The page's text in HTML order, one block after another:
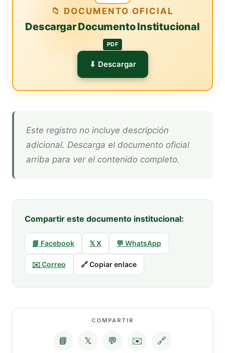
📁 DOCUMENTO OFICIAL
Descargar Documento Institucional
PDF
⬇ Descargar
Este registro no incluye descripción
adicional. Descarga el documento oficial
arriba para ver el contenido completo.
Compartir este documento institucional:
📘 Facebook 𝕏 X 💬 WhatsApp
✉️ Correo 🔗 Copiar enlace
COMPARTIR
📘 𝕏 💬 ✉️ 🔗